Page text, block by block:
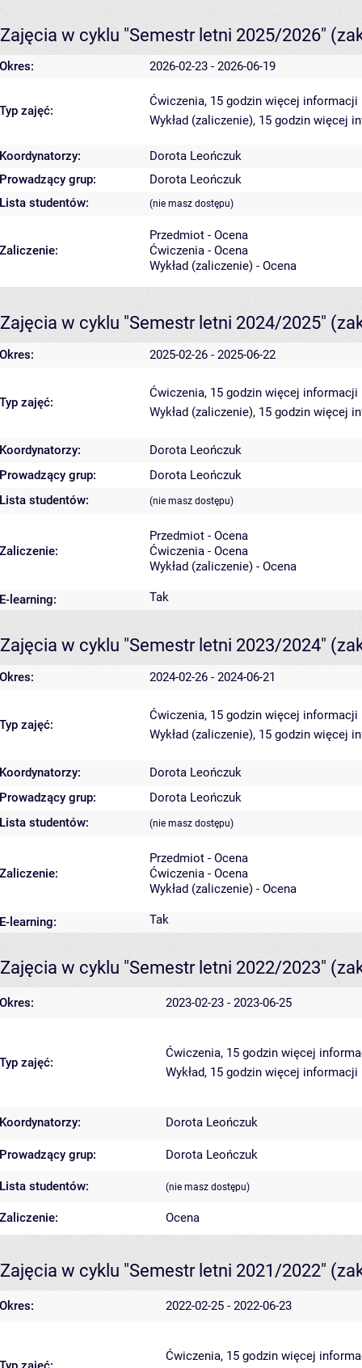
Zajęcia w cyklu "Semestr letni 2025/2026"
Okres: 2026-02-23 - 2026-06-19
Typ zajęć:
Ćwiczenia, 15 godzin więcej informacji
Wykład (zaliczenie), 15 godzin więcej
Koordynatorzy:
Dorota Leończuk
Prowadzący grup:
Dorota Leończuk
Lista studentów:
(nie masz dostępu)
Zaliczenie:
Przedmiot - Ocena
Ćwiczenia - Ocena
Wykład (zaliczenie) - Ocena
Zajęcia w cyklu "Semestr letni 2024/2025"
Okres: 2025-02-26 - 2025-06-22
Typ zajęć:
Ćwiczenia, 15 godzin więcej informacji
Wykład (zaliczenie), 15 godzin więcej
Koordynatorzy:
Dorota Leończuk
Prowadzący grup:
Dorota Leończuk
Lista studentów:
(nie masz dostępu)
Zaliczenie:
Przedmiot - Ocena
Ćwiczenia - Ocena
Wykład (zaliczenie) - Ocena
E-learning: Tak
Zajęcia w cyklu "Semestr letni 2023/2024"
Okres: 2024-02-26 - 2024-06-21
Typ zajęć:
Ćwiczenia, 15 godzin więcej informacji
Wykład (zaliczenie), 15 godzin więcej
Koordynatorzy:
Dorota Leończuk
Prowadzący grup:
Dorota Leończuk
Lista studentów:
(nie masz dostępu)
Zaliczenie:
Przedmiot - Ocena
Ćwiczenia - Ocena
Wykład (zaliczenie) - Ocena
E-learning: Tak
Zajęcia w cyklu "Semestr letni 2022/2023"
Okres: 2023-02-23 - 2023-06-25
Typ zajęć:
Ćwiczenia, 15 godzin więcej
Wykład, 15 godzin więcej informacji
Koordynatorzy: Dorota Leończuk
Prowadzący grup: Dorota Leończuk
Lista studentów: (nie masz dostępu)
Zaliczenie: Ocena
Zajęcia w cyklu "Semestr letni 2021/2022"
Okres: 2022-02-25 - 2022-06-23
Ćwiczenia, 15 godzin więcej